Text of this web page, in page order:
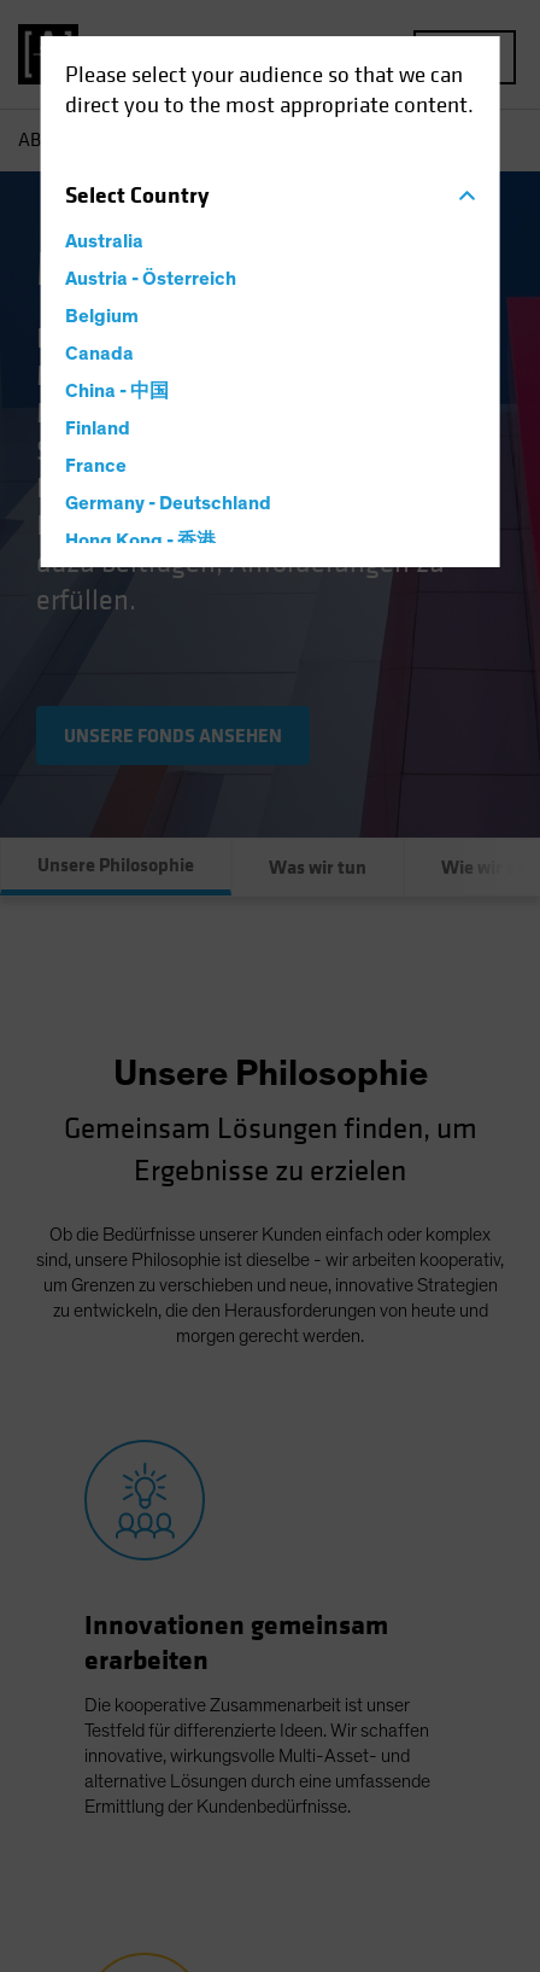
Please select your audience so that we can
direct you to the most appropriate content.
SelectCountry
Australia
Austria - Österreich
Belgium
Canada
China - 中国
Finland
France
Germany - Deutschland
Hong Kong - 香港
Hungary
Iceland
Latin America
Luxembourg and Other EMEA
New Zealand
Norway
South Korea - 대한민국
Sweden
Switzerland
UK
United States (US Citizens)
US (Non-US Citizens/NRC)
AB
Multi-Asset
Die Ziele der Kunden stehen im
Mittelpunkt des Ansatzes des AB
Multi-Asset and Hedge Fund
Solution Teams. Wir haben
Produkte entwickelt, die durch
Innovation unterstützt werden und
dazu beitragen, Anforderungen zu
erfüllen.
UNSERE FONDS ANSEHEN
Unsere Philosophie Was wir tun Wie wir es
Unsere Philosophie
Gemeinsam Lösungen finden, um
Ergebnisse zu erzielen
Ob die Bedürfnisse unserer Kunden einfach oder komplex
sind, unsere Philosophie ist dieselbe - wir arbeiten kooperativ,
um Grenzen zu verschieben und neue, innovative Strategien
zu entwickeln, die den Herausforderungen von heute und
morgen gerecht werden.
Innovationen gemeinsam
erarbeiten
Die kooperative Zusammenarbeit ist unser
Testfeld für differenzierte Ideen. Wir schaffen
innovative, wirkungsvolle Multi-Asset- und
alternative Lösungen durch eine umfassende
Ermittlung der Kundenbedürfnisse.